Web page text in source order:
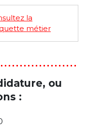
la
métier
ou
: